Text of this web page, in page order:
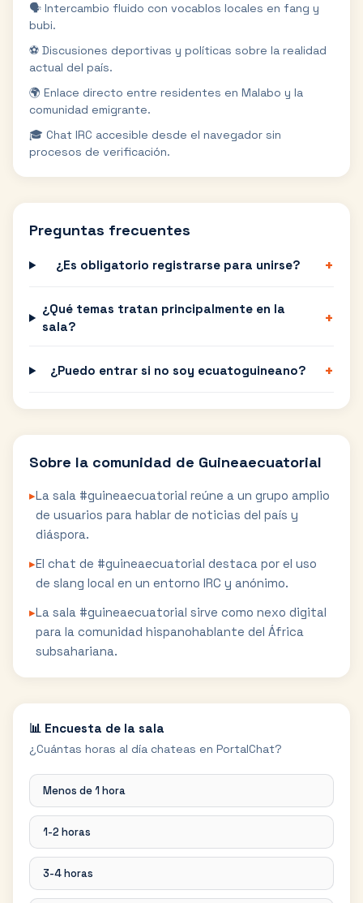
🗣️ Intercambio fluido con vocablos locales en fang y
bubi.
⚽ Discusiones deportivas y políticas sobre la realidad
actual del país.
🌍 Enlace directo entre residentes en Malabo y la
comunidad emigrante.
🎓 Chat IRC accesible desde el navegador sin
procesos de verificación.
Preguntas frecuentes
¿Es obligatorio registrarse para unirse? +
¿Qué temas tratan principalmente en la
sala?
+
¿Puedo entrar si no soy ecuatoguineano? +
Sobre la comunidad de Guineaecuatorial
▸La sala #guineaecuatorial reúne a un grupo amplio
de usuarios para hablar de noticias del país y
diáspora.
▸El chat de #guineaecuatorial destaca por el uso
de slang local en un entorno IRC y anónimo.
▸La sala #guineaecuatorial sirve como nexo digital
para la comunidad hispanohablante del África
subsahariana.
📊 Encuesta de la sala
¿Cuántas horas al día chateas en PortalChat?
Menos de 1 hora
1-2 horas
3-4 horas